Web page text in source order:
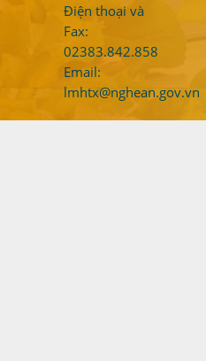
Điện thoại và
Fax:
02383.842.858
Email:
lmhtx@nghean.gov.vn